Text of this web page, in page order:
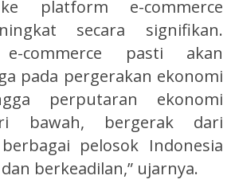
platform e-commerce
secara signifikan.
e-commerce pasti akan
pada pergerakan ekonomi
perputaran ekonomi
bawah, bergerak dari
pelosok Indonesia
berkeadilan,” ujarnya.